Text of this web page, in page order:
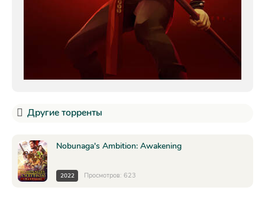
Другие торренты
Nobunaga's Ambition: Awakening
2022 Просмотров: 623